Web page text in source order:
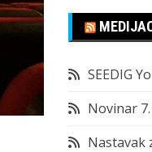
SEEDIG
Novinar
Nastavak